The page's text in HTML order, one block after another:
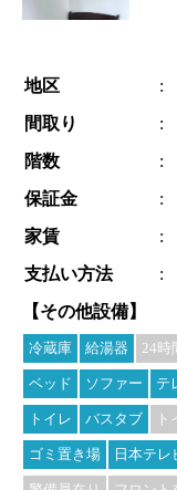
地区 :
間取り
:
階数
:
保証金
:
家賃
:
支払い方法
:
【その他設備】
冷蔵庫 給湯器 24時
ベッド ソファー テ
トイレ バスタブ
ゴミ置き場 日本テレ